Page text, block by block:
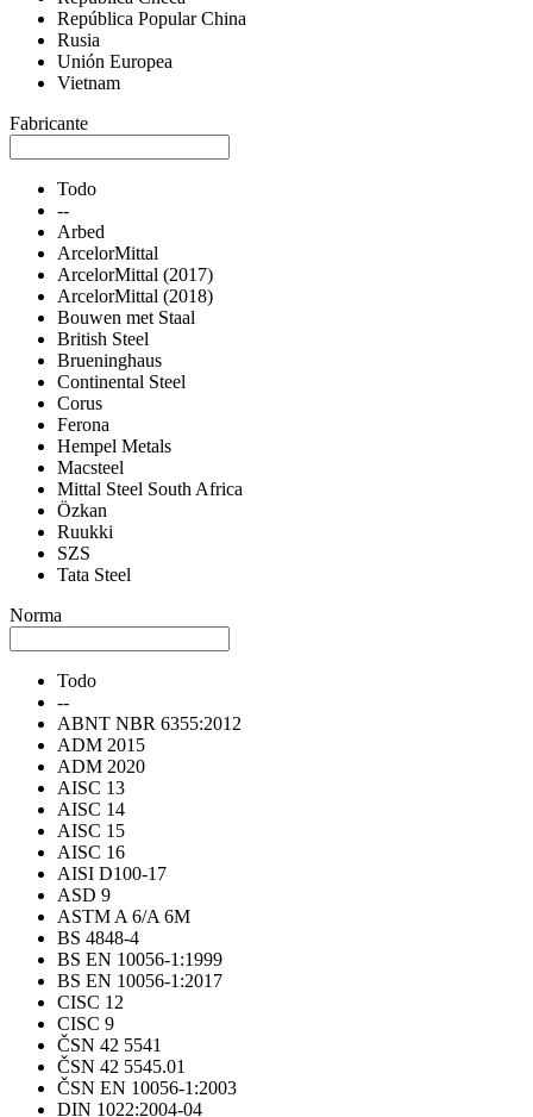
República Popular China
Rusia
Unión Europea
Vietnam
Fabricante
Todo
--
Arbed
ArcelorMittal
ArcelorMittal (2017)
ArcelorMittal (2018)
Bouwen met Staal
British Steel
Brueninghaus
Continental Steel
Corus
Ferona
Hempel Metals
Macsteel
Mittal Steel South Africa
Özkan
Ruukki
SZS
Tata Steel
Norma
Todo
--
ABNT NBR 6355:2012
ADM 2015
ADM 2020
AISC 13
AISC 14
AISC 15
AISC 16
AISI D100-17
ASD 9
ASTM A 6/A 6M
BS 4848-4
BS EN 10056-1:1999
BS EN 10056-1:2017
CISC 12
CISC 9
ČSN 42 5541
ČSN 42 5545.01
ČSN EN 10056-1:2003
DIN 1022:2004-04